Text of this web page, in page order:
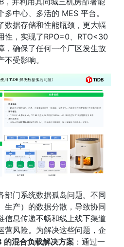
多中心、多活的 MES 平台。
数据存储和性能瓶颈，更大幅
性，实现了RPO=0、RTO<30
，确保了任何一个厂区发生故
受影响。
部门系统数据孤岛问题。不同
生产）的数据分散，导致协同
信息传递不畅和线上线下渠道
营风险。为解决这些问题，企
的混合负载解决方案 ：通过一